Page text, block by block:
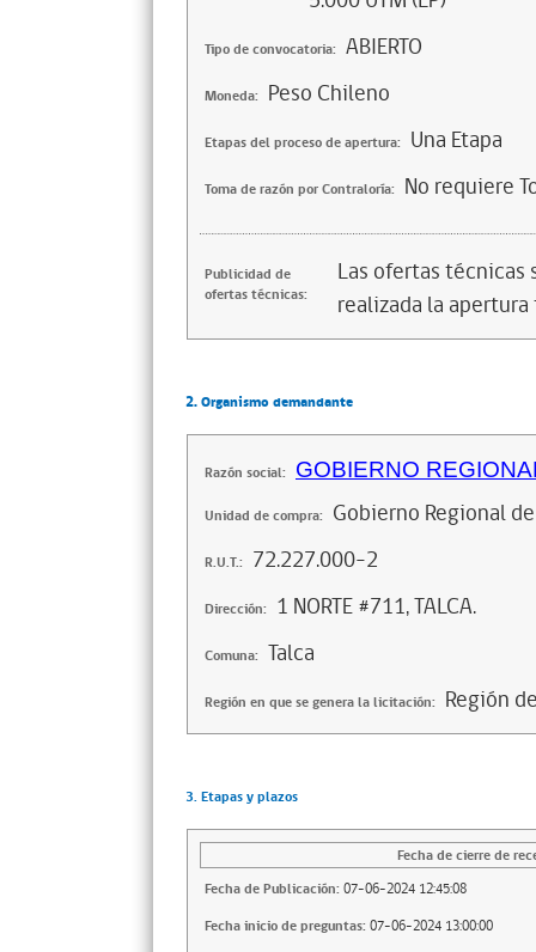
Tipo de convocatoria: ABIERTO
Moneda: Peso Chileno
Etapas del proceso de apertura: Una Etapa
Toma de razón por Contraloría: No requiere
Publicidad de
ofertas técnicas:
Las ofertas
realizada la
2. Organismo demandante
Razón social: GOBIERNO
Unidad de compra: Gobierno Regional
R.U.T.: 72.227.000-2
Dirección: 1 NORTE #711, TALCA.
Comuna: Talca
Región en que se genera la licitación: Región
3. Etapas y plazos
Fecha de cierre de
Fecha de Publicación: 07-06-2024 12:45:08
Fecha inicio de preguntas: 07-06-2024 13:00:00